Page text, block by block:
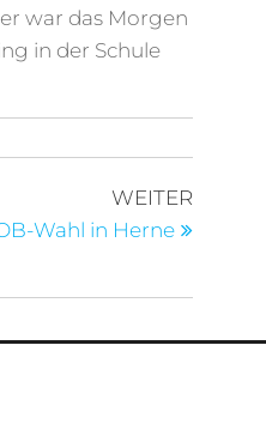
war das Morgen
in der Schule
Beitrag
WEITER
Wahl in Herne